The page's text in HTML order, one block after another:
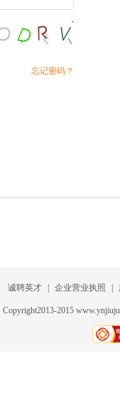
忘记密码？
诚聘英才 企业营业执照
Copyright2013-2015